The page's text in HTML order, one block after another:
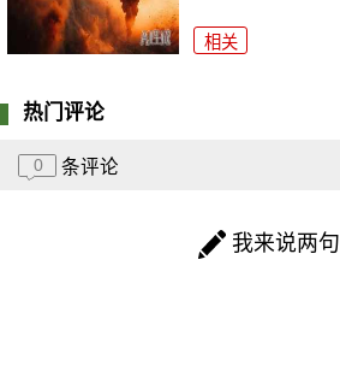
相关
热门评论
0 条评论
我来说两句